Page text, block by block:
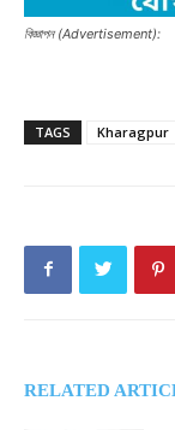
বিজ্ঞাপন (Advertisement):
TAGS Kharagpur
RELATED